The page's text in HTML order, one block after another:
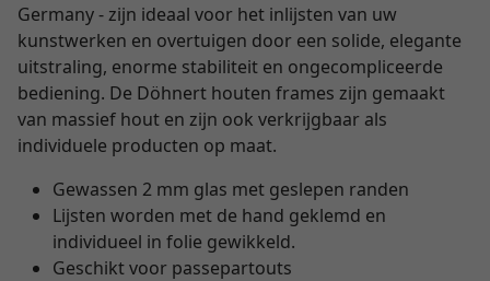
Germany - zijn ideaal voor het inlijsten van uw
kunstwerken en overtuigen door een solide, elegante
uitstraling, enorme stabiliteit en ongecompliceerde
bediening. De Döhnert houten frames zijn gemaakt
van massief hout en zijn ook verkrijgbaar als
individuele producten op maat.
Gewassen 2 mm glas met geslepen randen
Lijsten worden met de hand geklemd en
individueel in folie gewikkeld.
Geschikt voor passepartouts